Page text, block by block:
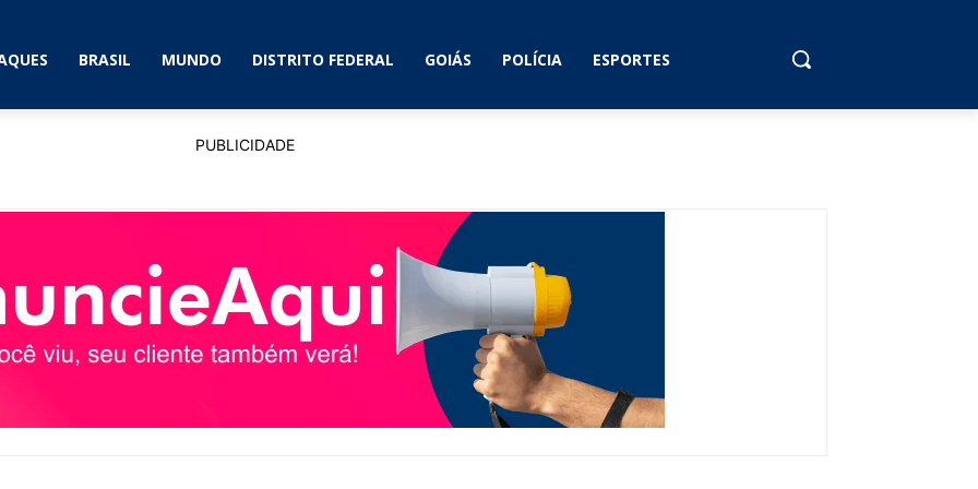
BRASIL MUNDO DISTRITO FEDERAL GOIÁS POLÍCIA ESPORTES
PUBLICIDADE